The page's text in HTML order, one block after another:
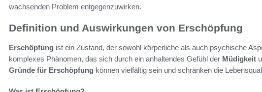
wachsenden Problem entgegenzuwirken.
Definition und Auswirkungen von Erschöpfung
Erschöpfung ist ein Zustand, der sowohl körperliche als auch psychische
komplexes Phänomen, das sich durch ein anhaltendes Gefühl der Müdigkeit
Gründe für Erschöpfung können vielfältig sein und schränken die